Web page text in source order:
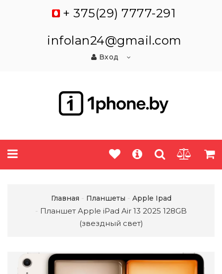
+ 375(29) 7777-291
infolan24@gmail.com
Вход
Главная Планшеты Apple Ipad
Планшет Apple iPad Air 13 2025 128GB
(звездный свет)